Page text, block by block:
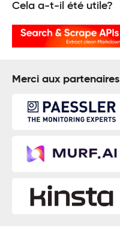
Cela a-t-il été utile?
Merci aux partenaires